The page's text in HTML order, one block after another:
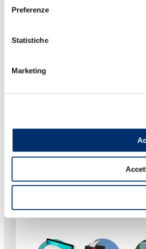
Preferenze
Statistiche
Marketing
Servizi per la
fiscale e
Amministra la tua officina con